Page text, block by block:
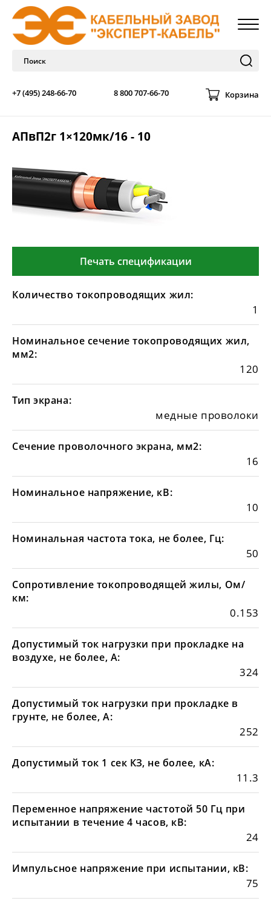
+7 (495) 248-66-70 8 800 707-66-70 Корзина
АПвП2г 1×120мк/16 - 10
Печать спецификации
Количество токопроводящих жил:
1
Номинальное сечение токопроводящих жил,
мм2:
120
Тип экрана:
медные проволоки
Сечение проволочного экрана, мм2:
16
Номинальное напряжение, кВ:
10
Номинальная частота тока, не более, Гц:
50
Сопротивление токопроводящей жилы, Ом/
км:
0.153
Допустимый ток нагрузки при прокладке на
воздухе, не более, А:
324
Допустимый ток нагрузки при прокладке в
грунте, не более, А:
252
Допустимый ток 1 сек КЗ, не более, кА:
11.3
Переменное напряжение частотой 50 Гц при
испытании в течение 4 часов, кВ:
24
Импульсное напряжение при испытании, кВ:
75